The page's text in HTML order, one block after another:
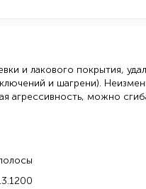
и лакового покрытия,
и шагрени).
агрессивность, можно